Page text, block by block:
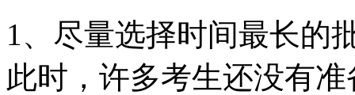
1、尽量选择时间最长的
此时，许多考生还没有